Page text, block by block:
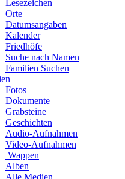
Lesezeichen
Orte
Datumsangaben
Kalender
Friedhöfe
Suche nach Namen
Familien Suchen
Fotos
Dokumente
Grabsteine
Geschichten
Audio-Aufnahmen
Video-Aufnahmen
Wappen
Alben
Alle Medien